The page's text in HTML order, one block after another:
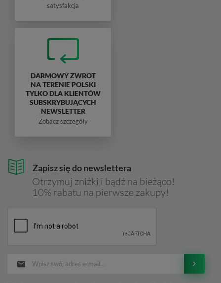
Zapisz się do newslettera
Otrzymuj zniżki i bądź na bieżąco!
10% rabatu na pierwsze zakupy!
satysfakcja
DARMOWY ZWROT
NA TERENIE POLSKI
TYLKO DLA KLIENTÓW
SUBSKRYBUJĄCYCH
NEWSLETTER
Zobacz szczegóły